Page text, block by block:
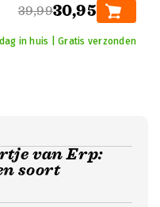
39,9930,95
in huis | Gratis verzonden
van Erp:
soort